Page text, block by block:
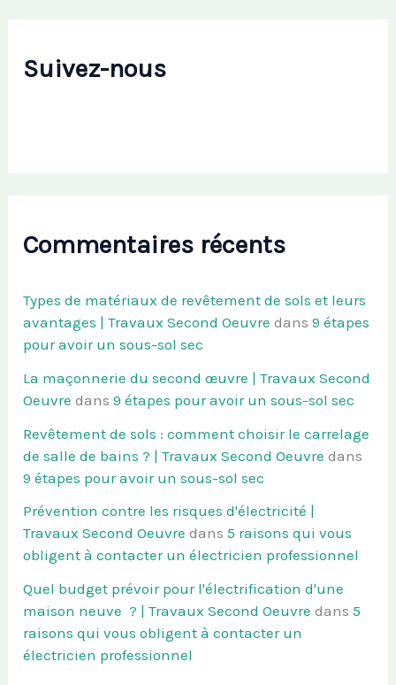
Suivez-nous
Commentaires récents
Types de matériaux de revêtement de sols et leurs
avantages | Travaux Second Oeuvre dans9 étapes
pour avoir un sous-sol sec
La maçonnerie du second œuvre | Travaux Second
Oeuvre dans9 étapes pour avoir un sous-sol sec
Revêtement de sols : comment choisir le carrelage
de salle de bains ? | Travaux Second Oeuvre dans
9 étapes pour avoir un sous-sol sec
Prévention contre les risques d'électricité |
Travaux Second Oeuvre dans5 raisons qui vous
obligent à contacter un électricien professionnel
Quel budget prévoir pour l'électrification d'une
maison neuve ? | Travaux Second Oeuvre dans5
raisons qui vous obligent à contacter un
électricien professionnel